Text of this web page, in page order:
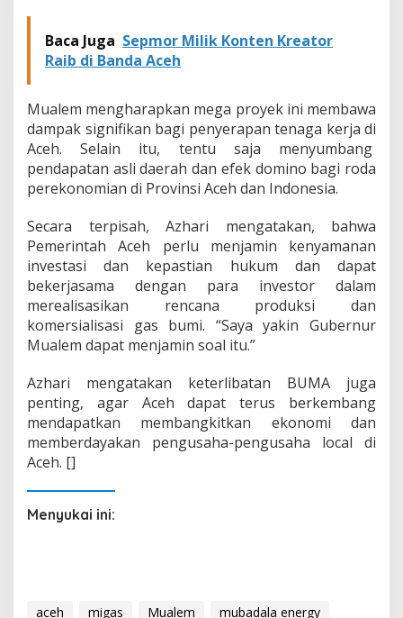
Baca Juga Sepmor Milik Konten Kreator
Raib di Banda Aceh
Mualem mengharapkan mega proyek ini membawa
dampak signifikan bagi penyerapan tenaga kerja di
Aceh. Selain itu, tentu saja menyumbang
pendapatan asli daerah dan efek domino bagi roda
perekonomian di Provinsi Aceh dan Indonesia.
Secara terpisah, Azhari mengatakan, bahwa
Pemerintah Aceh perlu menjamin kenyamanan
investasi dan kepastian hukum dan dapat
bekerjasama dengan para investor dalam
merealisasikan rencana produksi dan
komersialisasi gas bumi. “Saya yakin Gubernur
Mualem dapat menjamin soal itu.”
Azhari mengatakan keterlibatan BUMA juga
penting, agar Aceh dapat terus berkembang
mendapatkan membangkitkan ekonomi dan
memberdayakan pengusaha-pengusaha local di
Aceh. []
Menyukai ini:
aceh migas Mualem mubadala energy